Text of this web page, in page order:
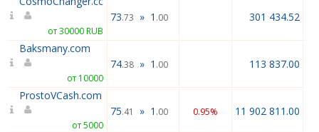
от 30000 RUB
73.73 » 1 .00 301 434.52
Baksmany.com
от 10000
74.38 » 1 .00 113 837.00
ProstoVCash.com
от 5000
75.41 » 1 .00 0.95% 11 902 811.00